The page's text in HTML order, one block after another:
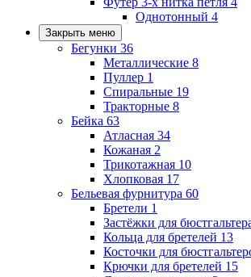
Однотонный 4
Закрыть меню
Бегунки 36
Металлические 8
Пуллер 1
Спиральные 19
Тракторные 8
Бейка 63
Атласная 34
Кожаная 2
Трикотажная 10
Хлопковая 17
Бельевая фурнитура 60
Бретели 1
Застёжки для
Кольца для бретелей 13
Косточки для
Крючки для бретелей 15